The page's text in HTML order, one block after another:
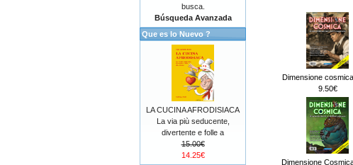
Dimensione
9.50€
Dimensione
busca.
Búsqueda Avanzada
Que es lo Nuevo ?
LA CUCINA AFRODISIACA
La via più seducente,
divertente e folle a
15.00€
14.25€